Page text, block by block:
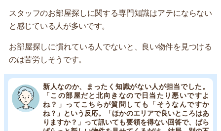
スタッフのお部屋探しに関する専門知識はアテにならない
と感じている人が多いです。
お部屋探しに慣れている人でないと、良い物件を見つける
のは苦労しそうです。
新人なのか、まったく知識がない人が担当でした。
「この部屋だと北向きなので日当たり悪いですよ
ね？」ってこちらが質問しても「そうなんですか
ね？」という反応。「ほかのエリアで良いところはあ
りますか？」って訊いても要領を得ない回答で、ぱら